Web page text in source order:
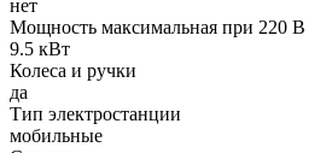
нет
Мощность максимальная при 220 В
9.5 кВт
Колеса и ручки
да
Тип электростанции
мобильные